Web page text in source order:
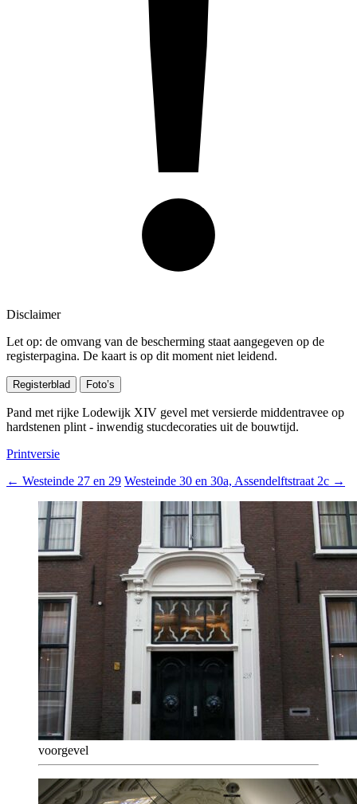
Disclaimer
Let op: de omvang van de bescherming staat aangegeven op de
registerpagina. De kaart is op dit moment niet leidend.
Registerblad Foto’s
Pand met rijke Lodewijk XIV gevel met versierde middentravee op
hardstenen plint - inwendig stucdecoraties uit de bouwtijd.
Printversie
← Westeinde 27 en 29 Westeinde 30 en 30a, Assendelftstraat 2c →
voorgevel